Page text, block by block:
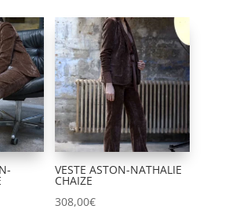
VESTE ASTON-NATHALIE
CHAIZE
308,00€